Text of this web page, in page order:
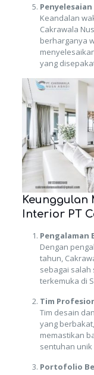
Keandalan
Cakrawala
berharganya
yang
Keunggulan
Interior PT
Pengalaman
Dengan
tahun,
sebagai
terkemuka di
Tim
Tim desain
yang
memastikan
sentuhan
Portofolio